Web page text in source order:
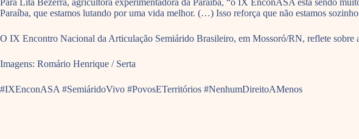
Para Lita Bezerra, agricultora experimentadora da Paraíba, “o IX EnconASA está sendo
Paraíba, que estamos lutando por uma vida melhor. (…) Isso reforça que não estamos
O IX Encontro Nacional da Articulação Semiárido Brasileiro, em Mossoró/RN, reflete sobre
Imagens: Romário Henrique / Serta
#IXEnconASA #SemiáridoVivo #PovosETerritórios #NenhumDireitoAMenos